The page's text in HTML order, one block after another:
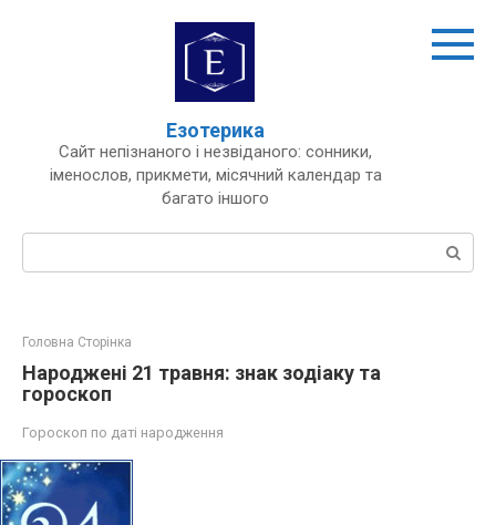
Езотерика
Сайт непізнаного і незвіданого: сонники,
іменослов, прикмети, місячний календар та
багато іншого
Пошук:
Головна Сторінка
Народжені 21 травня: знак зодіаку та
гороскоп
Гороскоп по даті народження